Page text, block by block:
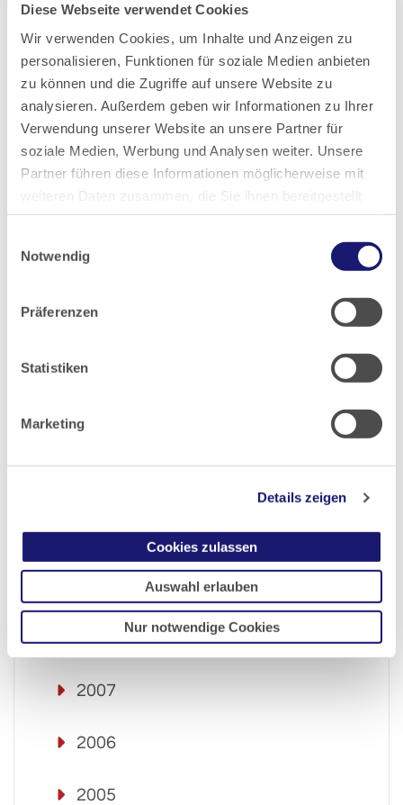
Diese Webseite verwendet Cookies
Wir verwenden Cookies, um Inhalte und Anzeigen zu
personalisieren, Funktionen für soziale Medien anbieten
zu können und die Zugriffe auf unsere Website zu
analysieren. Außerdem geben wir Informationen zu Ihrer
Verwendung unserer Website an unsere Partner für
soziale Medien, Werbung und Analysen weiter. Unsere
Partner führen diese Informationen möglicherweise mit
weiteren Daten zusammen, die Sie ihnen bereitgestellt
haben oder die sie im Rahmen Ihrer Nutzung der Dienste
Notwendig
Präferenzen
Statistiken
Marketing
Details zeigen
Cookies zulassen
Auswahl erlauben
Nur notwendige Cookies
2020
2019
2018
2017
2016
2013
2012
2010
2008
2007
2006
2005